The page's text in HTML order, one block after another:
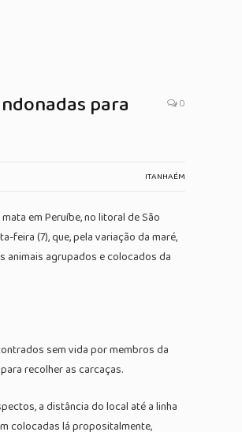
para
0
ITANHAÉM
em Peruíbe, no litoral de São
(7), que, pela variação da maré,
animais agrupados e colocados da
sem vida por membros da
recolher as carcaças.
a distância do local até a linha
colocadas lá propositalmente,